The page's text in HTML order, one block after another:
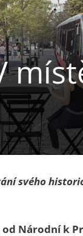
svého
Národní k